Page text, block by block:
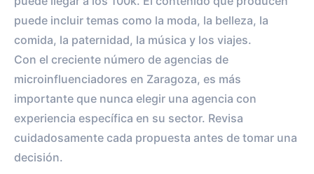
puede incluir temas como la moda, la belleza, la
comida, la paternidad, la música y los viajes.
Con el creciente número de agencias de
microinfluenciadores en Zaragoza, es más
importante que nunca elegir una agencia con
experiencia específica en su sector. Revisa
cuidadosamente cada propuesta antes de tomar una
decisión.